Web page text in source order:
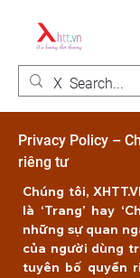
Privacy Policy –
riêng tư
Chúng tôi,
là ‘Trang’ hay
những sự quan
của người dùng
tuyên bố quyền